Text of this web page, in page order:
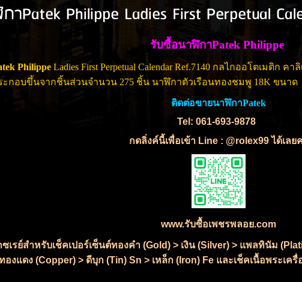
Patek Philippe Ladies First Perpetual
รับซื้อนาฬิกาPatek Philippe
PhilippeLadies First Perpetual Calendar Ref.7140 กลไกออโตเมติก
ะกอบขึ้นจากชิ้นส่วนจำนวน 275 ชิ้น นาฬิกาตัวเรือนทองชมพู 18K ขนาด
ติดต่อขายนาฬิกาPatek
Tel: 061-693-9878
กดลิ่งค์นี้เพื่อเข้า Line : @rolex99 ได้เลย
www.รับซื้อเพชรพลอย.com
ซเรย์สำหรับเช็คเปอร์เซ็นต์ทองคำ (Gold) > เงิน (Silver) > แพลทินัม
องแดง (Copper) > ดีบุก (Tin) Sn > เหล็ก (Iron) Fe และเช็คเนื้อพระเ